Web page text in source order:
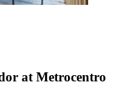
at Metrocentro